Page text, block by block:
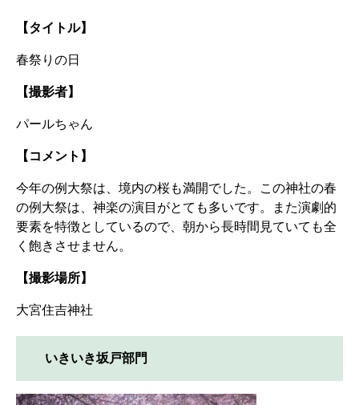
【タイトル】
春祭りの日
【撮影者】
パールちゃん
【コメント】
今年の例大祭は、境内の桜も満開でした。この神社の春
の例大祭は、神楽の演目がとても多いです。また演劇的
要素を特徴としているので、朝から長時間見ていても全
く飽きさせません。
【撮影場所】
大宮住吉神社
いきいき坂戸部門